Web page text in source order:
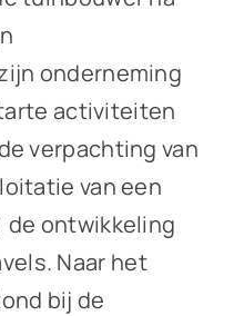
onderneming
activiteiten
verpachting van
van een
de ontwikkeling
Naar het
bij de